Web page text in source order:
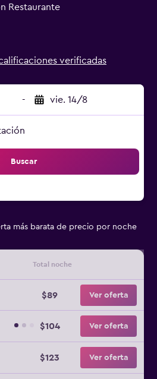
Restaurante
verificadas
- vie. 14/8
Buscar
más barata de precio por noche
Total noche
$89 Ver oferta
$104 Ver oferta
$123 Ver oferta